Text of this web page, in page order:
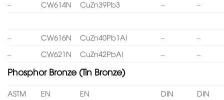
– CW614N CuZn39Pb3 – –
– CW616N CuZn40Pb1Al –
–
–
CW621N CuZn42PbAl – –
Phosphor Bronze (Tin Bronze)
ASTM EN EN DIN
DIN